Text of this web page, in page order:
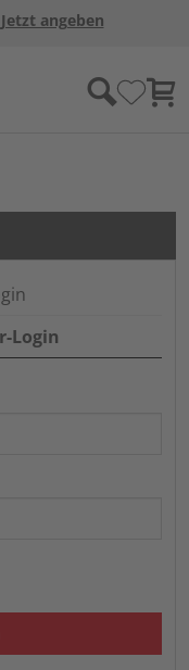
Jetzt angeben
Login